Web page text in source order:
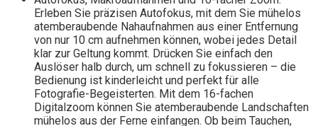
Erleben Sie präzisen Autofokus, mit dem Sie mühelos
atemberaubende Nahaufnahmen aus einer Entfernung
von nur 10 cm aufnehmen können, wobei jedes Detail
klar zur Geltung kommt. Drücken Sie einfach den
Auslöser halb durch, um schnell zu fokussieren – die
Bedienung ist kinderleicht und perfekt für alle
Fotografie-Begeisterten. Mit dem 16-fachen
Digitalzoom können Sie atemberaubende Landschaften
mühelos aus der Ferne einfangen. Ob beim Tauchen,